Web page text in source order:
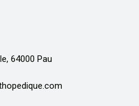
64000 Pau